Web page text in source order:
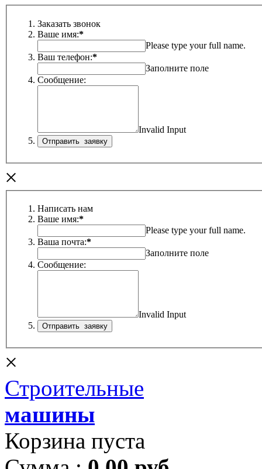
Заказать звонок
Ваше имя:*
Please type your full name.
Ваш телефон:*
Заполните поле
Сообщение:
Invalid Input
×
Написать нам
Ваше имя:*
Please type your full name.
Ваша почта:*
Заполните поле
Сообщение:
Invalid Input
×
Строительные
машины
Корзина пуста